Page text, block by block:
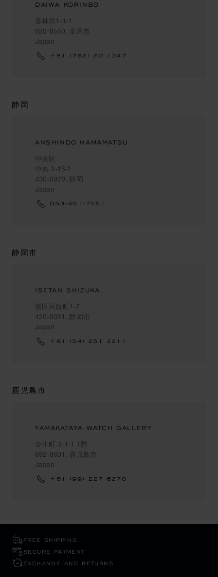
DAIWA KORINBO
香林坊1-1-1
920-8550, 金沢市
Japan
+81 (762) 20 1347
静岡
ANSHINDO HAMAMATSU
中央区
中央 3-15-1
430-0929, 静岡
Japan
053-451-7551
静岡市
ISETAN SHIZUKA
葵区呉服町1-7
420-0031, 静岡市
Japan
+81 (54) 251 2211
鹿児島市
YAMAKATAYA WATCH GALLERY
金生町 3-1-1 1階
892-8601, 鹿児島市
Japan
+81 (99) 227 6270
FREE SHIPPING
SECURE PAYMENT
EXCHANGE AND RETURNS